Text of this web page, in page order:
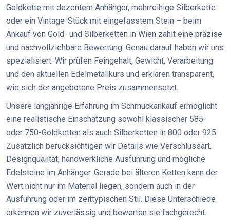
Goldkette mit dezentem Anhänger, mehrreihige Silberkette
oder ein Vintage-Stück mit eingefasstem Stein – beim
Ankauf von Gold- und Silberketten in Wien zählt eine präzise
und nachvollziehbare Bewertung. Genau darauf haben wir uns
spezialisiert. Wir prüfen Feingehalt, Gewicht, Verarbeitung
und den aktuellen Edelmetallkurs und erklären transparent,
wie sich der angebotene Preis zusammensetzt.
Unsere langjährige Erfahrung im Schmuckankauf ermöglicht
eine realistische Einschätzung sowohl klassischer 585-
oder 750-Goldketten als auch Silberketten in 800 oder 925.
Zusätzlich berücksichtigen wir Details wie Verschlussart,
Designqualität, handwerkliche Ausführung und mögliche
Edelsteine im Anhänger. Gerade bei älteren Ketten kann der
Wert nicht nur im Material liegen, sondern auch in der
Ausführung oder im zeittypischen Stil. Diese Unterschiede
erkennen wir zuverlässig und bewerten sie fachgerecht.